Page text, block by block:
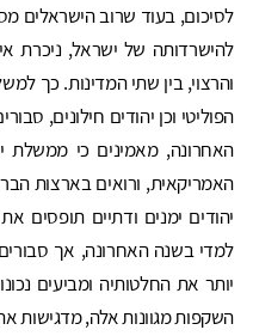
לסיכום, בעוד שרוב הישראלים
להישרדותה של ישראל, ניכרת
והרצוי, בין שתי המדינות. כך
הפוליטי וכן יהודים חילונים,
האחרונה, מאמינים כי
האמריקאית, ורואים בארצות
יהודים ימנים ודתיים תופסים
למדי בשנה האחרונה, אך
יותר את החלטותיה ומביעים
השקפות מגוונות אלה, מדגישות את